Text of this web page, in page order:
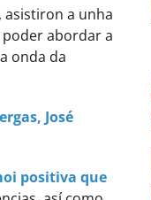
asistiron a unha
poder abordar a
onda da
José
positiva que